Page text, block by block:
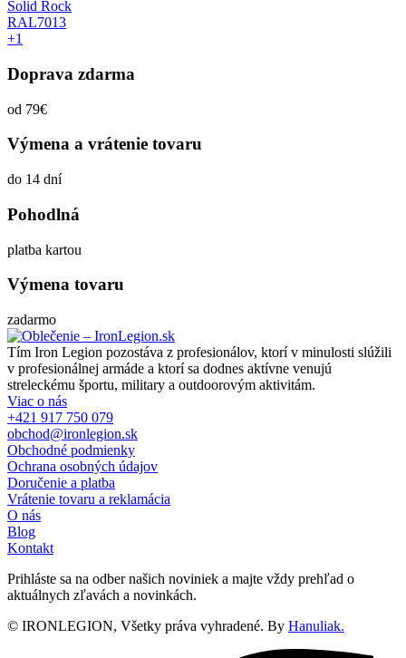
Solid Rock
RAL7013
+1
Doprava zdarma
od 79€
Výmena a vrátenie tovaru
do 14 dní
Pohodlná
platba kartou
Výmena tovaru
zadarmo
Tím Iron Legion pozostáva z profesionálov, ktorí v minulosti slúžili
v profesionálnej armáde a ktorí sa dodnes aktívne venujú
streleckému športu, military a outdoorovým aktivitám.
Viac o nás
+421 917 750 079
obchod@ironlegion.sk
Obchodné podmienky
Ochrana osobných údajov
Doručenie a platba
Vrátenie tovaru a reklamácia
O nás
Blog
Kontakt
Prihláste sa na odber našich noviniek a majte vždy prehľad o
aktuálnych zľavách a novinkách.
© IRONLEGION, Všetky práva vyhradené. By Hanuliak.